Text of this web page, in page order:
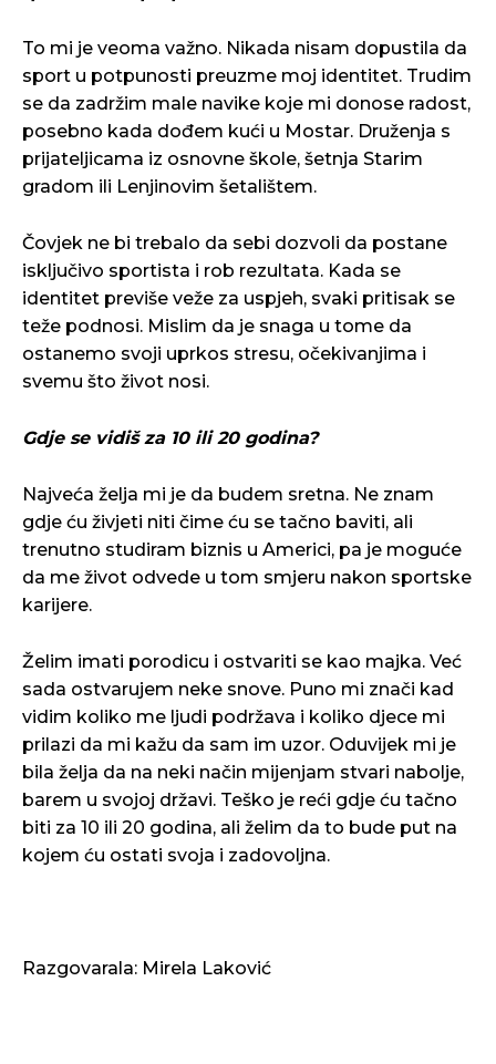
To mi je veoma važno. Nikada nisam dopustila da
sport u potpunosti preuzme moj identitet. Trudim
se da zadržim male navike koje mi donose radost,
posebno kada dođem kući u Mostar. Druženja s
prijateljicama iz osnovne škole, šetnja Starim
gradom ili Lenjinovim šetalištem.
Čovjek ne bi trebalo da sebi dozvoli da postane
isključivo sportista i rob rezultata. Kada se
identitet previše veže za uspjeh, svaki pritisak se
teže podnosi. Mislim da je snaga u tome da
ostanemo svoji uprkos stresu, očekivanjima i
svemu što život nosi.
Gdje se vidiš za 10 ili 20 godina?
Najveća želja mi je da budem sretna. Ne znam
gdje ću živjeti niti čime ću se tačno baviti, ali
trenutno studiram biznis u Americi, pa je moguće
da me život odvede u tom smjeru nakon sportske
karijere.
Želim imati porodicu i ostvariti se kao majka. Već
sada ostvarujem neke snove. Puno mi znači kad
vidim koliko me ljudi podržava i koliko djece mi
prilazi da mi kažu da sam im uzor. Oduvijek mi je
bila želja da na neki način mijenjam stvari nabolje,
barem u svojoj državi. Teško je reći gdje ću tačno
biti za 10 ili 20 godina, ali želim da to bude put na
kojem ću ostati svoja i zadovoljna.
Razgovarala: Mirela Laković